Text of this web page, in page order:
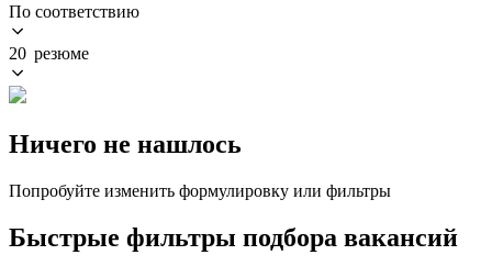
По соответствию
20 резюме
Ничего не нашлось
Попробуйте изменить формулировку или фильтры
Быстрые фильтры подбора вакансий